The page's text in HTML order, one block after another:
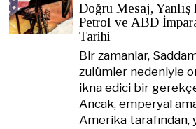
Doğru Mesaj, Yanlış
Petrol ve ABD
Tarihi
Bir zamanlar,
zulümler nedeniyle
ikna edici bir
Ancak, emperyal
Amerika tarafından,